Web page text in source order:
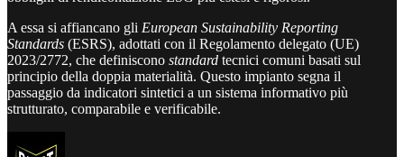
A essa si affiancano gli European Sustainability Reporting
Standards (ESRS), adottati con il Regolamento delegato (UE)
2023/2772, che definiscono standard tecnici comuni basati sul
principio della doppia materialità. Questo impianto segna il
passaggio da indicatori sintetici a un sistema informativo più
strutturato, comparabile e verificabile.